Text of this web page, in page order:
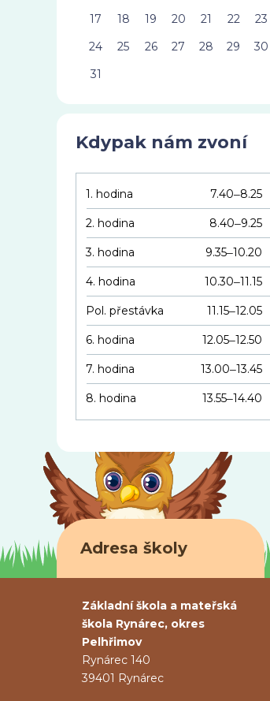
17
18 19 20 21 22
23
24
25 26 27 28 29
30
31
Kdypak nám zvoní
1. hodina 7.40–8.25
2. hodina 8.40–9.25
3. hodina 9.35–10.20
4. hodina 10.30–11.15
Pol. přestávka 11.15–12.05
6. hodina 12.05–12.50
7. hodina 13.00–13.45
8. hodina 13.55–14.40
Adresa školy
Základní škola a mateřská
škola Rynárec, okres
Pelhřimov
Rynárec 140
39401 Rynárec